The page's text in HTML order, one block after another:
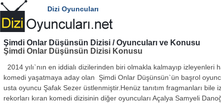
Dizi Oyuncuları
Şimdi Onlar Düşünsün Dizisi / Oyuncuları ve Konusu
Şimdi Onlar Düşünsün Dizisi Konusu
2014 yılı`nın en iddialı dizilerinden biri olmakla kalmayıp izleyenleri
komedi yaşatmaya aday olan Şimdi Onlar Düşünsün`ün başrol
usta oyuncu Şafak Sezer üstlenmiştir.Henüz tanıtım fragmanları bile
rekorları kıran komedi dizisinin diğer oyuncuları Açalya Samyeli